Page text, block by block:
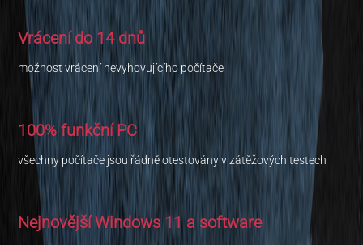
Vrácení do 14 dnů
možnost vrácení nevyhovujícího počítače
100% funkční PC
všechny počítače jsou řádně otestovány v zátěžových testech
Nejnovější Windows 11 a software